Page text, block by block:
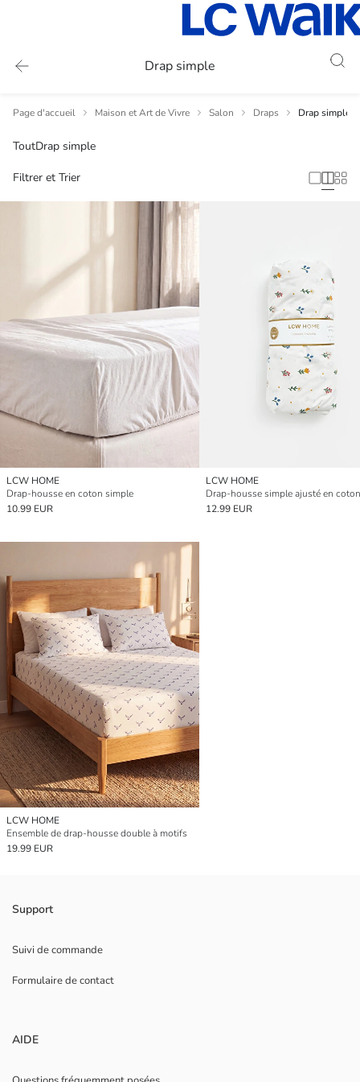
Drap simple
Page d'accueil Maison et Art de Vivre Salon Draps Drap simple
ToutDrap simple
Filtrer et Trier
LCW HOME
Drap-housse en coton simple
10.99 EUR
LCW HOME
12.99 EUR
LCW HOME
Ensemble de drap-housse double à motifs
19.99 EUR
Support
Suivi de commande
Formulaire de contact
AIDE